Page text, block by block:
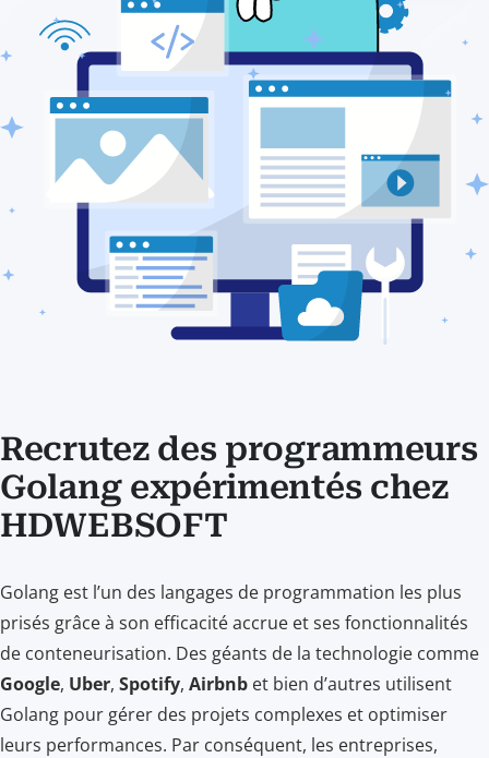
Recrutez des programmeurs
Golang expérimentés chez
HDWEBSOFT
Golang est l’un des langages de programmation les plus
prisés grâce à son efficacité accrue et ses fonctionnalités
de conteneurisation. Des géants de la technologie comme
Google, Uber, Spotify, Airbnb et bien d’autres utilisent
Golang pour gérer des projets complexes et optimiser
leurs performances. Par conséquent, les entreprises,